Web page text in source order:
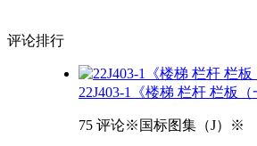
评论排行
22J403-1《楼梯 栏杆 栏板（
75 评论※国标图集（J）※